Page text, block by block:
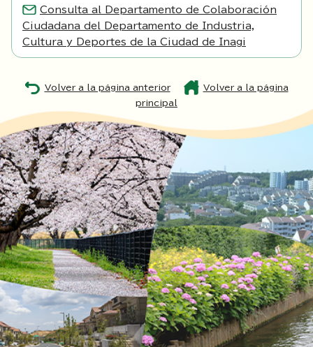
Consulta al Departamento de Colaboración
Ciudadana del Departamento de Industria,
Cultura y Deportes de la Ciudad de Inagi
Volver a la página anterior
Volver a la página
principal